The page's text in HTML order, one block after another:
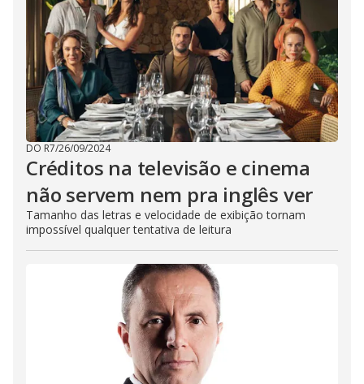
DO R7/26/09/2024
Créditos na televisão e cinema
não servem nem pra inglês ver
Tamanho das letras e velocidade de exibição tornam
impossível qualquer tentativa de leitura